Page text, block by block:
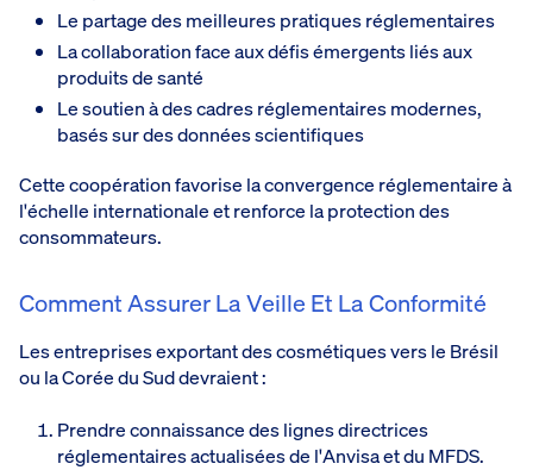
Le partage des meilleures pratiques réglementaires
La collaboration face aux défis émergents liés aux
produits de santé
Le soutien à des cadres réglementaires modernes,
basés sur des données scientifiques
Cette coopération favorise la convergence réglementaire à
l'échelle internationale et renforce la protection des
consommateurs.
Comment Assurer La Veille Et La Conformité
Les entreprises exportant des cosmétiques vers le Brésil
ou la Corée du Sud devraient :
Prendre connaissance des lignes directrices
réglementaires actualisées de l'Anvisa et du MFDS.